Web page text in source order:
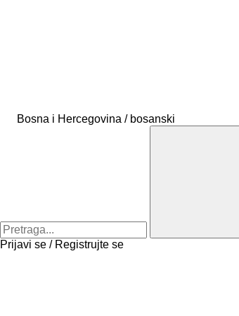
Bosna i Hercegovina / bosanski
Prijavi se / Registrujte se